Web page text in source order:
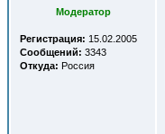
Модератор
Регистрация: 15.02.2005
Сообщений: 3343
Откуда: Россия